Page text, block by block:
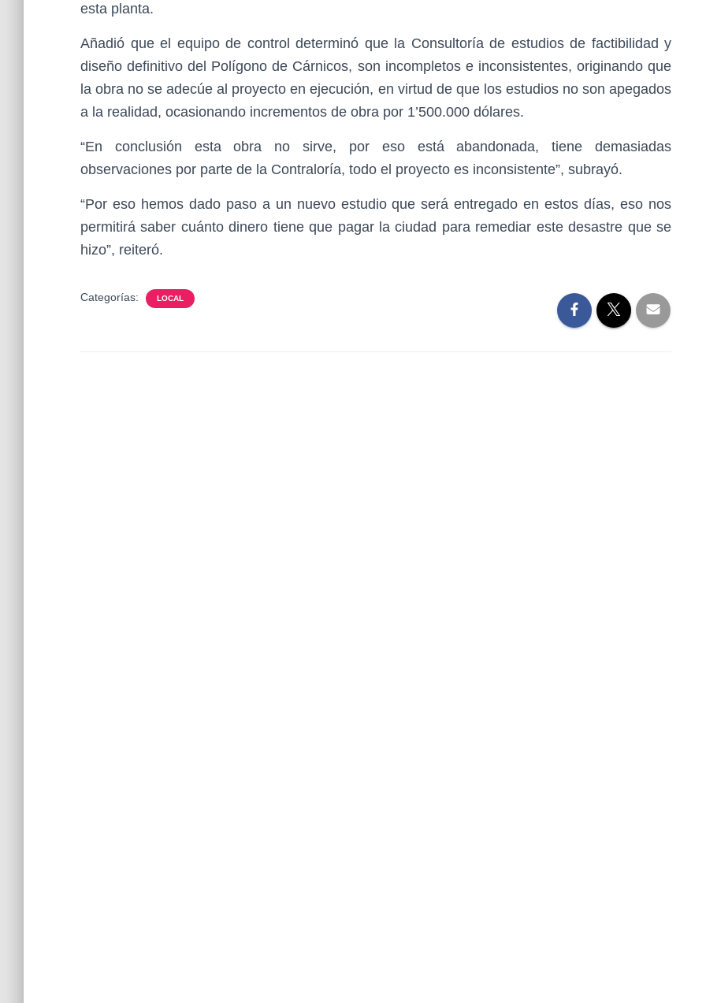
esta planta.
Añadió que el equipo de control determinó que la Consultoría de estudios de factibilidad y
diseño definitivo del Polígono de Cárnicos, son incompletos e inconsistentes, originando que
la obra no se adecúe al proyecto en ejecución, en virtud de que los estudios no son apegados
a la realidad, ocasionando incrementos de obra por 1’500.000 dólares.
“En conclusión esta obra no sirve, por eso está abandonada, tiene demasiadas
observaciones por parte de la Contraloría, todo el proyecto es inconsistente”, subrayó.
“Por eso hemos dado paso a un nuevo estudio que será entregado en estos días, eso nos
permitirá saber cuánto dinero tiene que pagar la ciudad para remediar este desastre que se
hizo”, reiteró.
Categorías: LOCAL